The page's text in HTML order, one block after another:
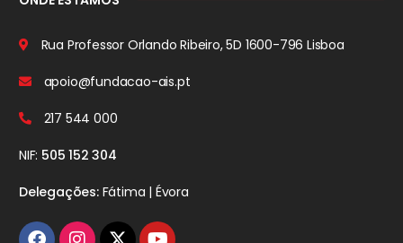
Rua Professor Orlando Ribeiro, 5D 1600-796 Lisboa
apoio@fundacao-ais.pt
217 544 000
NIF: 505 152 304
Delegações:Fátima | Évora